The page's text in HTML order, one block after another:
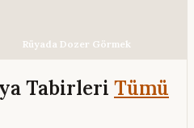
Rüyada Dozer Görmek
Tabirleri Tümü